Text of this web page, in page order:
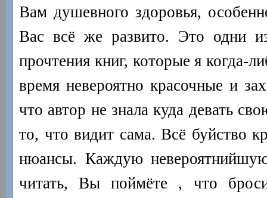
Вам душевного здоровья,
Вас всё же развито. Это одни
прочтения книг, которые я когда-
время невероятно красочные и
что автор не знала куда девать
то, что видит сама. Всё буйство
нюансы. Каждую
читать, Вы поймёте , что